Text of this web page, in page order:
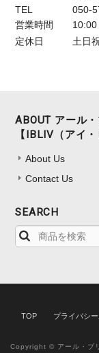
TEL
050-
営業時間
定休日
土日
ABOUT アール
【IBLIV（アイ・
About Us
Contact Us
SEARCH
TOP プライバシ
Copyright © アール・ブ